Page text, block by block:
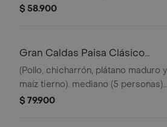
chicharrón y maíz tierno). trío (3
$ 58.900
Gran Caldas Paisa Clásico
Mediano
(Pollo, chicharrón, plátano maduro y
maíz tierno). mediano (5 personas)
(2.000 gr).
$ 79.900